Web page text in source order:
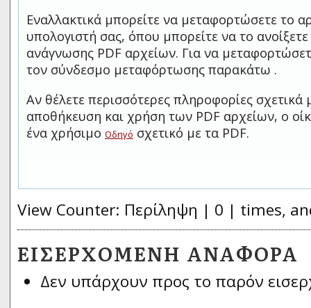
Εναλλακτικά μπορείτε να μεταφορτώσετε το
υπολογιστή σας, όπου μπορείτε να το
ανάγνωσης PDF αρχείων. Για να
τον σύνδεσμο μεταφόρτωσης παρακάτω .
Αν θέλετε περισσότερες πληροφορίες
αποθήκευση και χρήση των PDF αρχείων, ο
ένα χρήσιμο Οδηγό σχετικό με τα PDF.
View Counter: Περίληψη | 0 | times,
ΕΙΣΕΡΧΌΜΕΝΗ ΑΝΑΦΟΡΆ
Δεν υπάρχουν προς το παρόν